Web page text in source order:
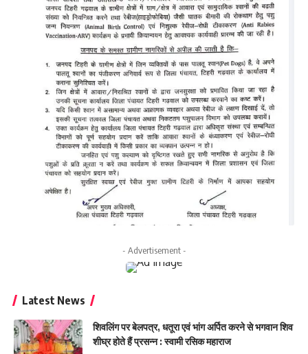
- Advertisement -
Latest News
शिवलिंग पर बेलपत्र, धतूरा एवं भांग अर्पित करने से भगवान शिव
शीघ्र होते हैं प्रसन्न : स्वामी रसिक महाराज